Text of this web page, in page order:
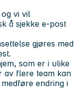
vi vil
å sjekke e-post
gjøres med
som er i ulike
av flere team kan
endring i